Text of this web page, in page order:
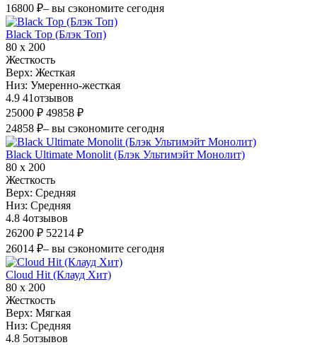
16800 ₽– вы сэкономите сегодня
Black Top (Блэк Топ)
80 х 200
Жесткость
Верх: Жесткая
Низ: Умеренно-жесткая
4.9 41отзывов
25000 ₽ 49858 ₽
24858 ₽– вы сэкономите сегодня
Black Ultimate Monolit (Блэк Ультимэйт Монолит)
80 х 200
Жесткость
Верх: Средняя
Низ: Средняя
4.8 4отзывов
26200 ₽ 52214 ₽
26014 ₽– вы сэкономите сегодня
Cloud Hit (Клауд Хит)
80 х 200
Жесткость
Верх: Мягкая
Низ: Средняя
4.8 5отзывов